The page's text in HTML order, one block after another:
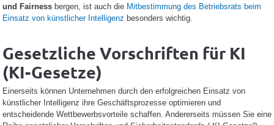
und Fairnessbergen, ist auch die Mitbestimmung des Betriebsrats beim
Einsatz von künstlicher Intelligenz besonders wichtig.
Gesetzliche Vorschriften für KI
(KI-Gesetze)
Einerseits können Unternehmen durch den erfolgreichen Einsatz von
künstlicher Intelligenz ihre Geschäftsprozesse optimieren und
entscheidende Wettbewerbsvorteile schaffen. Andererseits müssen Sie eine